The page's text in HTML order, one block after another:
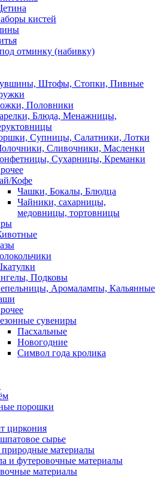
кистей
отминку (набивку)
Штофы, Стопки, Пивные
Половники
Блюда, Менажницы,
Супницы, Салатники, Лотки
Сливочники, Масленки
Сухарницы, Креманки
Кофе
Чашки, Бокалы, Блюдца
Чайники, сахарницы,
медовницы, тортовницы
Подковы
Аромалампы, Кальянные
сувениры
Пасхальные
Новогодние
Символ года кролика
порошки
циркония
сырье
природные материалы
и футеровочные материалы
материалы